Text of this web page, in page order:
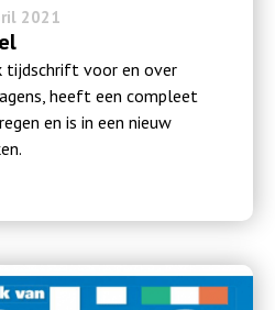
2021
tijdschrift voor en over
heeft een compleet
en is in een nieuw